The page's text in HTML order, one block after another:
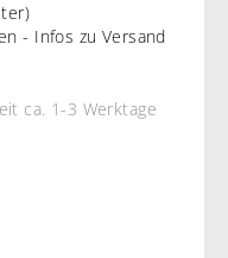
- Infos zu Versand
ca. 1-3 Werktage